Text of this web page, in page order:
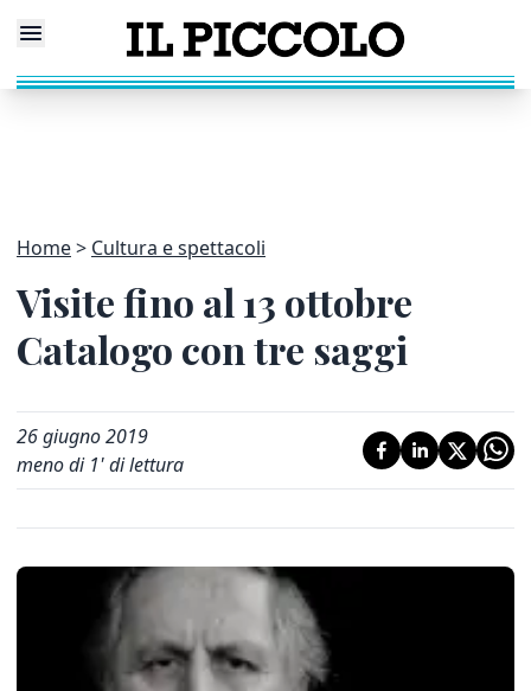
Home Cultura e spettacoli
Visite fino al 13 ottobre
Catalogo con tre saggi
26 giugno 2019
meno di 1' di lettura